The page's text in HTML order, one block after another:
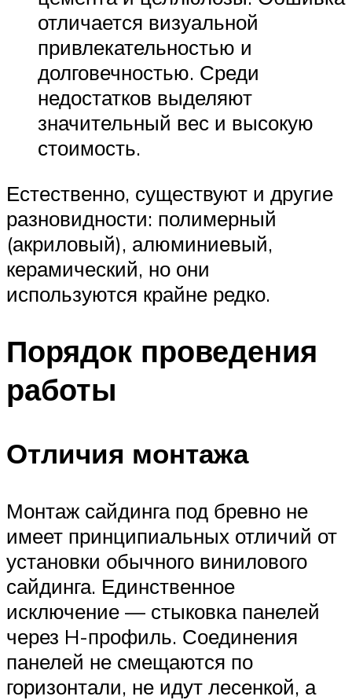
отличается визуальной
привлекательностью и
долговечностью. Среди
недостатков выделяют
значительный вес и высокую
стоимость.
Естественно, существуют и другие
разновидности: полимерный
(акриловый), алюминиевый,
керамический, но они
используются крайне редко.
Порядок проведения
работы
Отличия монтажа
Монтаж сайдинга под бревно не
имеет принципиальных отличий от
установки обычного винилового
сайдинга. Единственное
исключение — стыковка панелей
через H-профиль. Соединения
панелей не смещаются по
горизонтали, не идут лесенкой, а